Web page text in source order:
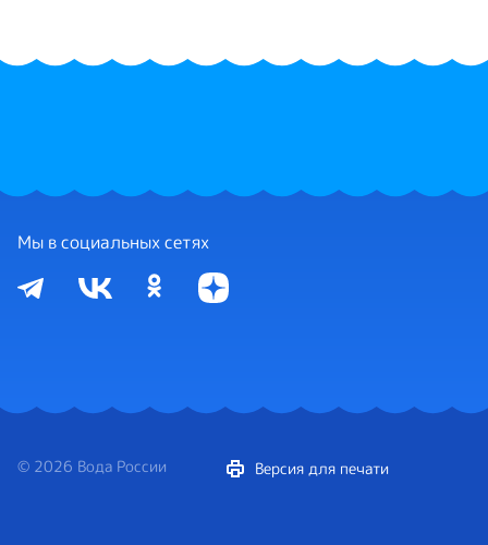
Мы в социальных сетях
© 2026 Вода России Версия для печати